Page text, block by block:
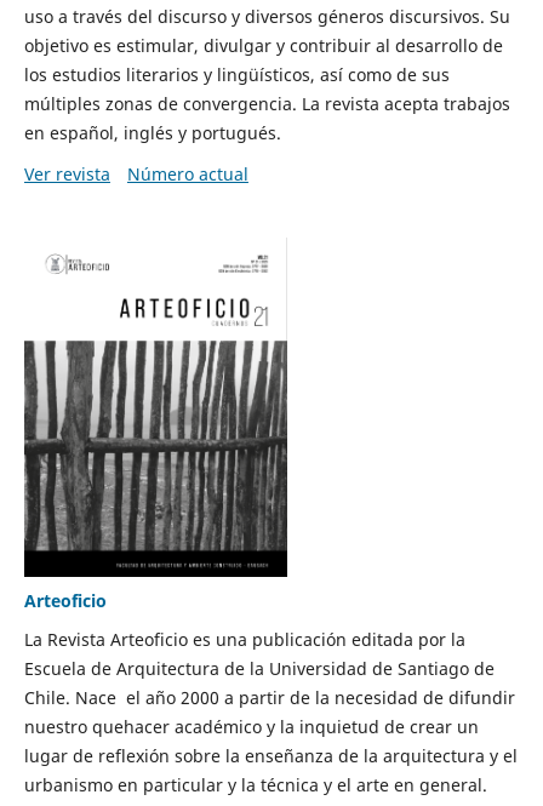
uso a través del discurso y diversos géneros discursivos. Su
objetivo es estimular, divulgar y contribuir al desarrollo de
los estudios literarios y lingüísticos, así como de sus
múltiples zonas de convergencia. La revista acepta trabajos
en español, inglés y portugués.
Ver revista
Número actual
Arteoficio
La Revista Arteoficio es una publicación editada por la
Escuela de Arquitectura de la Universidad de Santiago de
Chile. Nace el año 2000 a partir de la necesidad de difundir
nuestro quehacer académico y la inquietud de crear un
lugar de reflexión sobre la enseñanza de la arquitectura y el
urbanismo en particular y la técnica y el arte en general.